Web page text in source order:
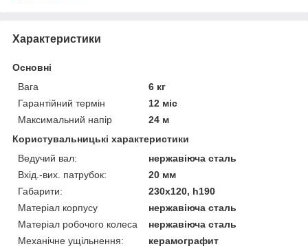
Характеристики
Основні
Вага
6 кг
Гарантійний термін
12 міс
Максимальний напір
24 м
Користувальницькі характеристики
Ведучий вал:
нержавіюча сталь
Вхід.-вих. патрубок:
20 мм
Габарити:
230х120, h190
Матеріал корпусу
нержавіюча сталь
Матеріал робочого колеса
нержавіюча сталь
Механічне ущільнення:
керамографит